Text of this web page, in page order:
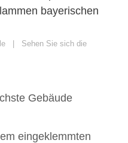
bayerischen
| Sehen Sie sich die
Gebäude
eingeklemmten